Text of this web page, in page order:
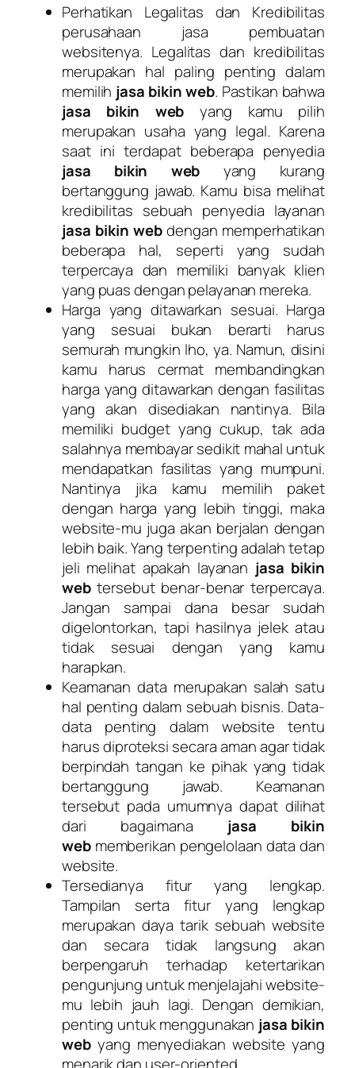
Perhatikan Legalitas dan Kredibilitas
perusahaan jasa pembuatan
websitenya. Legalitas dan kredibilitas
merupakan hal paling penting dalam
memilih jasa bikin web. Pastikan bahwa
jasa bikin web yang kamu pilih
merupakan usaha yang legal. Karena
saat ini terdapat beberapa penyedia
jasa bikin web yang kurang
bertanggung jawab. Kamu bisa melihat
kredibilitas sebuah penyedia layanan
jasa bikin webdengan memperhatikan
beberapa hal, seperti yang sudah
terpercaya dan memiliki banyak klien
yang puas dengan pelayanan mereka.
Harga yang ditawarkan sesuai. Harga
yang sesuai bukan berarti harus
semurah mungkin lho, ya. Namun, disini
kamu harus cermat membandingkan
harga yang ditawarkan dengan fasilitas
yang akan disediakan nantinya. Bila
memiliki budget yang cukup, tak ada
salahnya membayar sedikit mahal untuk
mendapatkan fasilitas yang mumpuni.
Nantinya jika kamu memilih paket
dengan harga yang lebih tinggi, maka
website-mu juga akan berjalan dengan
lebih baik. Yang terpenting adalah tetap
jeli melihat apakah layanan jasa bikin
webtersebut benar-benar terpercaya.
Jangan sampai dana besar sudah
digelontorkan, tapi hasilnya jelek atau
tidak sesuai dengan yang kamu
harapkan.
Keamanan data merupakan salah satu
hal penting dalam sebuah bisnis. Data-
data penting dalam website tentu
harus diproteksi secara aman agar tidak
berpindah tangan ke pihak yang tidak
bertanggung jawab. Keamanan
tersebut pada umumnya dapat dilihat
dari bagaimana jasa bikin
webmemberikan pengelolaan data dan
website.
Tersedianya fitur yang lengkap.
Tampilan serta fitur yang lengkap
merupakan daya tarik sebuah website
dan secara tidak langsung akan
berpengaruh terhadap ketertarikan
pengunjung untuk menjelajahi website-
mu lebih jauh lagi. Dengan demikian,
penting untuk menggunakan jasa bikin
webyang menyediakan website yang
menarik dan user-oriented.